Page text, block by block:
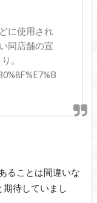
に使用され
同店舗の宣
。
ることは間違いな
期待していまし